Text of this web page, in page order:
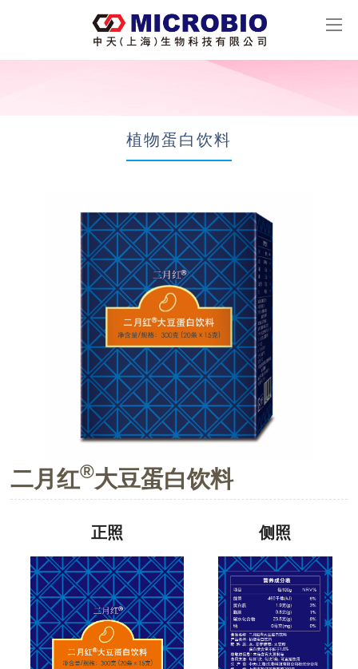
植物蛋白饮料
二月红®大豆蛋白饮料
正照 侧照